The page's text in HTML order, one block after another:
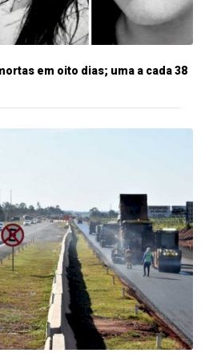
em oito dias; uma a cada 38